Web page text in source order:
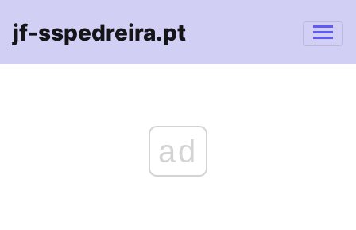
jf-sspedreira.pt
ad